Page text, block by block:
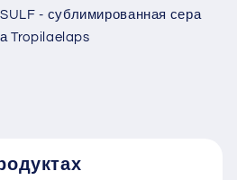
- сублимированная сера
Tropilaelaps